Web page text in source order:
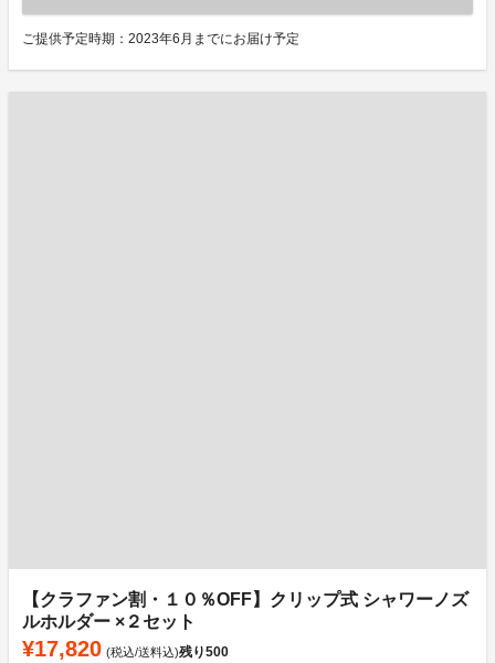
ご提供予定時期：2023年6月までにお届け予定
【クラファン割・１０％OFF】クリップ式 シャワーノズ
ルホルダー ×２セット
¥17,820 (税込/送料込)残り500